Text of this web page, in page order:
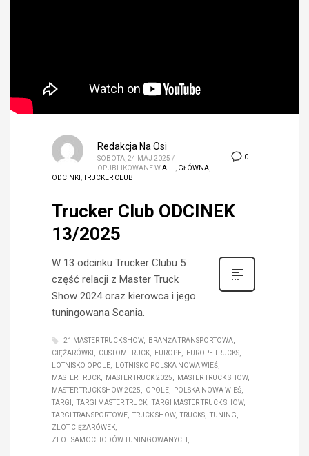
0
Redakcja Na Osi
SOBOTA, 24 MAJ 2025 /
OPUBLIKOWANE WALL GŁÓWNA
ODCINKI ,TRUCKER CLUB
Trucker Club ODCINEK
13/2025
W 13 odcinku Trucker Clubu 5
część relacji z Master Truck
Show 2024 oraz kierowca i jego
tuningowana Scania.
21 MASTER TRUCK SHOW
BRANŻA TRANSPORTOWA
CIĘŻARÓWKI
CUSTOM TRUCK EUROPE
EUROPE TRUCKS
LOTNISKO OPOLE
LOTNISKO POLSKA NOWA WIEŚ
MASTER TRUCK
MASTER TRUCK 2025
MASTER TRUCK SHOW
MASTER TRUCK SHOW 2025
OPOLE
POLSKA NOWA WIEŚ
TARGI
TARGI MASTER TRUCK
TARGI MASTER TRUCK SHOW
TARGI TRANSPORTOWE
TRUCK SHOW TRUCKS
TUNING
ZLOT CIĘŻARÓWEK
ZLOT SAMOCHODÓW TUNINGOWANYCH